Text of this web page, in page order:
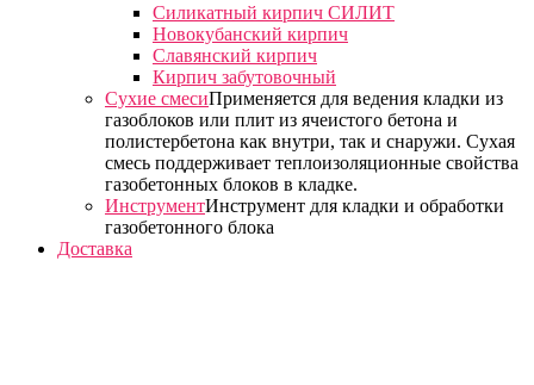
Силикатный кирпич СИЛИТ
Новокубанский кирпич
Славянский кирпич
Кирпич забутовочный
Сухие смесиПрименяется для ведения кладки из
газоблоков или плит из ячеистого бетона и
полистербетона как внутри, так и снаружи. Сухая
смесь поддерживает теплоизоляционные свойства
газобетонных блоков в кладке.
ИнструментИнструмент для кладки и обработки
газобетонного блока
Доставка